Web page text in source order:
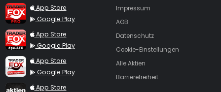
TraderFox Pro
App Store
Google Play
TraderFox dpa-AFX ProFeed
App Store
Google Play
TraderFox Live Trading
App Store
Google Play
TraderFox aktien Magazin
App Store
Impressum
AGB
Datenschutz
Cookie-Einstellungen
Alle Aktien
Barrierefreiheit